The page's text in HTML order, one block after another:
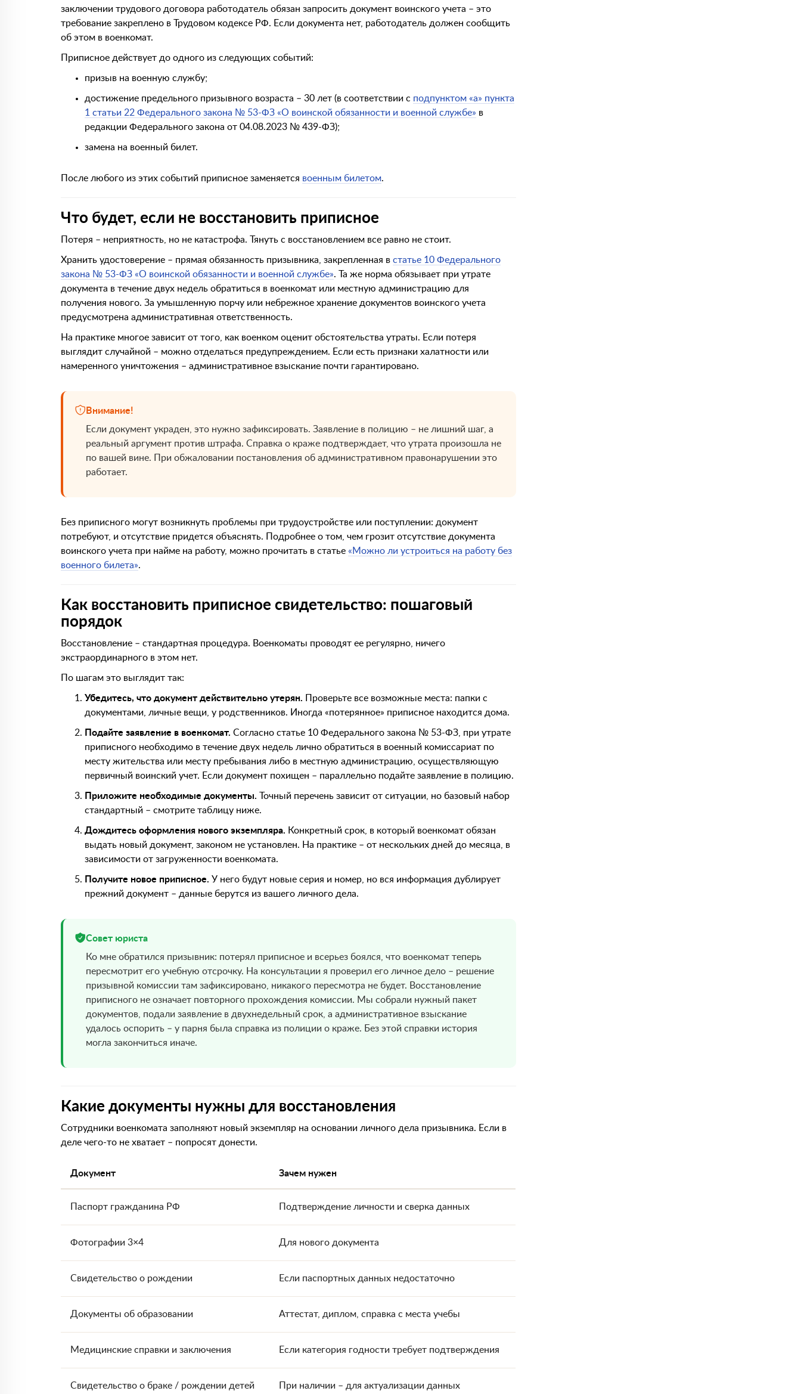
заключении трудового договора работодатель обязан запросить документ воинского учета – это
требование закреплено в Трудовом кодексе РФ. Если документа нет, работодатель должен сообщить
об этом в военкомат.
Приписное действует до одного из следующих событий:
призыв на военную службу;
достижение предельного призывного возраста – 30 лет (в соответствии с подпунктом «а» пункта
1 статьи 22 Федерального закона № 53-ФЗ «О воинской обязанности и военной службе» в
редакции Федерального закона от 04.08.2023 № 439-ФЗ);
замена на военный билет.
После любого из этих событий приписное заменяется военным билетом.
Что будет, если не восстановить приписное
Потеря – неприятность, но не катастрофа. Тянуть с восстановлением все равно не стоит.
Хранить удостоверение – прямая обязанность призывника, закрепленная в статье 10 Федерального
закона № 53-ФЗ «О воинской обязанности и военной службе». Та же норма обязывает при утрате
документа в течение двух недель обратиться в военкомат или местную администрацию для
получения нового. За умышленную порчу или небрежное хранение документов воинского учета
предусмотрена административная ответственность.
На практике многое зависит от того, как военком оценит обстоятельства утраты. Если потеря
выглядит случайной – можно отделаться предупреждением. Если есть признаки халатности или
намеренного уничтожения – административное взыскание почти гарантировано.
Внимание!
Если документ украден, это нужно зафиксировать. Заявление в полицию – не лишний шаг, а
реальный аргумент против штрафа. Справка о краже подтверждает, что утрата произошла не
по вашей вине. При обжаловании постановления об административном правонарушении это
работает.
Без приписного могут возникнуть проблемы при трудоустройстве или поступлении: документ
потребуют, и отсутствие придется объяснять. Подробнее о том, чем грозит отсутствие документа
воинского учета при найме на работу, можно прочитать в статье «Можно ли устроиться на работу без
военного билета».
Как восстановить приписное свидетельство: пошаговый
порядок
Восстановление – стандартная процедура. Военкоматы проводят ее регулярно, ничего
экстраординарного в этом нет.
По шагам это выглядит так:
Убедитесь, что документ действительно утерян. Проверьте все возможные места: папки с
документами, личные вещи, у родственников. Иногда «потерянное» приписное находится дома.
Подайте заявление в военкомат. Согласно статье 10 Федерального закона № 53-ФЗ, при утрате
приписного необходимо в течение двух недель лично обратиться в военный комиссариат по
месту жительства или месту пребывания либо в местную администрацию, осуществляющую
первичный воинский учет. Если документ похищен – параллельно подайте заявление в полицию.
Приложите необходимые документы. Точный перечень зависит от ситуации, но базовый набор
стандартный – смотрите таблицу ниже.
Дождитесь оформления нового экземпляра. Конкретный срок, в который военкомат обязан
выдать новый документ, законом не установлен. На практике – от нескольких дней до месяца, в
зависимости от загруженности военкомата.
Получите новое приписное. У него будут новые серия и номер, но вся информация дублирует
прежний документ – данные берутся из вашего личного дела.
Совет юриста
Ко мне обратился призывник: потерял приписное и всерьез боялся, что военкомат теперь
пересмотрит его учебную отсрочку. На консультации я проверил его личное дело – решение
призывной комиссии там зафиксировано, никакого пересмотра не будет. Восстановление
приписного не означает повторного прохождения комиссии. Мы собрали нужный пакет
документов, подали заявление в двухнедельный срок, а административное взыскание
удалось оспорить – у парня была справка из полиции о краже. Без этой справки история
могла закончиться иначе.
Какие документы нужны для восстановления
Сотрудники военкомата заполняют новый экземпляр на основании личного дела призывника. Если в
деле чего-то не хватает – попросят донести.
Документ Зачем нужен
Паспорт гражданина РФ Подтверждение личности и сверка данных
Фотографии 3×4 Для нового документа
Свидетельство о рождении Если паспортных данных недостаточно
Документы об образовании Аттестат, диплом, справка с места учебы
Медицинские справки и заключения Если категория годности требует подтверждения
Свидетельство о браке / рождении детей При наличии – для актуализации данных